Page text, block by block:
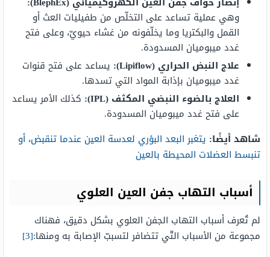
وهي عملية تساعد على التخلّص من طفيليات العث أو
القمل والبكتريا وما يخلّفونه من غشاء حيويّ، وعلى فتح
غدد ميبوميان المسدودة.
علاج النبض الحراري (Lipiflow):
يساعد على فتح قنوات
غدد ميبوميان بإذابة المواد التي تسدها.
العلاج بالضوء النبضي المكثف (IPL):
كذلك الأمر يساعد
على فتح غدد ميبوميان المسدودة.
شاهد أيضًا: يتغبر البعد البؤري لعدسة العين عندما تنقبض، أو
تنبسط العضلات المحيطة بالعين
أسباب التهاب جفن العين العلوي
لم تُعرف أسباب التهاب الجفن العلوي بشكل دقيق، فهناك
مجموعة من الأسباب التّي تتضافر لتسببّ الإصابة به ومنها:[3]